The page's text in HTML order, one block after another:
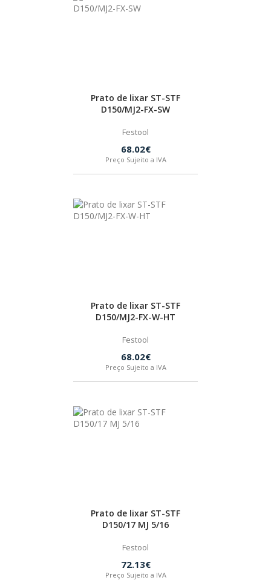
Prato de lixar ST-STF
D150/MJ2-FX-SW
Festool
68.02€
Preço Sujeito a IVA
Prato de lixar ST-STF
D150/MJ2-FX-W-HT
Festool
68.02€
Preço Sujeito a IVA
Prato de lixar ST-STF
D150/17 MJ 5/16
Festool
72.13€
Preço Sujeito a IVA